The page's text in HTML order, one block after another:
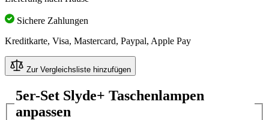
Sichere Zahlungen
Kreditkarte, Visa, Mastercard, Paypal, Apple Pay
Zur Vergleichsliste hinzufügen
5er-Set Slyde+ Taschenlampen
anpassen